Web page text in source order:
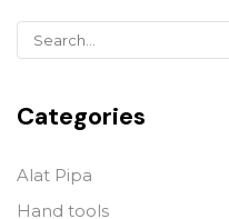
Categories
Alat Pipa
Hand tools